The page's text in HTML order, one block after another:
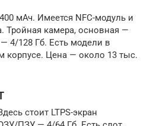
мАч. Имеется NFC-модуль и
Тройная камера, основная —
4/128 Гб. Есть модели в
корпусе. Цена — около 13 тыс.
стоит LTPS-экран